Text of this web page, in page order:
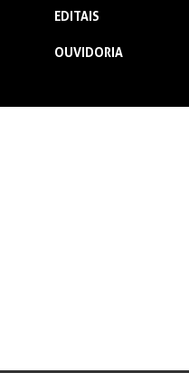
EDITAIS
OUVIDORIA